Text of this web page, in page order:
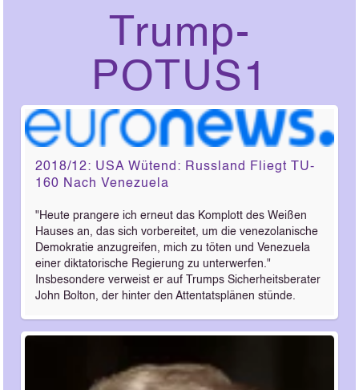
Trump-
POTUS1
2018/12: USA Wütend: Russland Fliegt TU-
160 Nach Venezuela
"Heute prangere ich erneut das Komplott des Weißen
Hauses an, das sich vorbereitet, um die venezolanische
Demokratie anzugreifen, mich zu töten und Venezuela
einer diktatorische Regierung zu unterwerfen."
Insbesondere verweist er auf Trumps Sicherheitsberater
John Bolton, der hinter den Attentatsplänen stünde.